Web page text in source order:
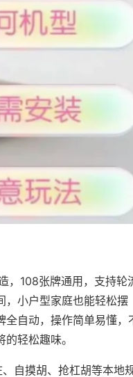
，108张牌通用，支持轮
，小户型家庭也能轻松摆
全自动，操作简单易懂，
轻松趣味。
自摸胡、抢杠胡等本地